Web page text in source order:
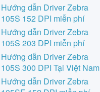
Hướng dẫn Driver Zebra
105S 152 DPI miễn phí
Hướng dẫn Driver Zebra
105S 203 DPI miễn phí
Hướng dẫn Driver Zebra
105S 300 DPI Tại Việt Nam
Hướng dẫn Driver Zebra